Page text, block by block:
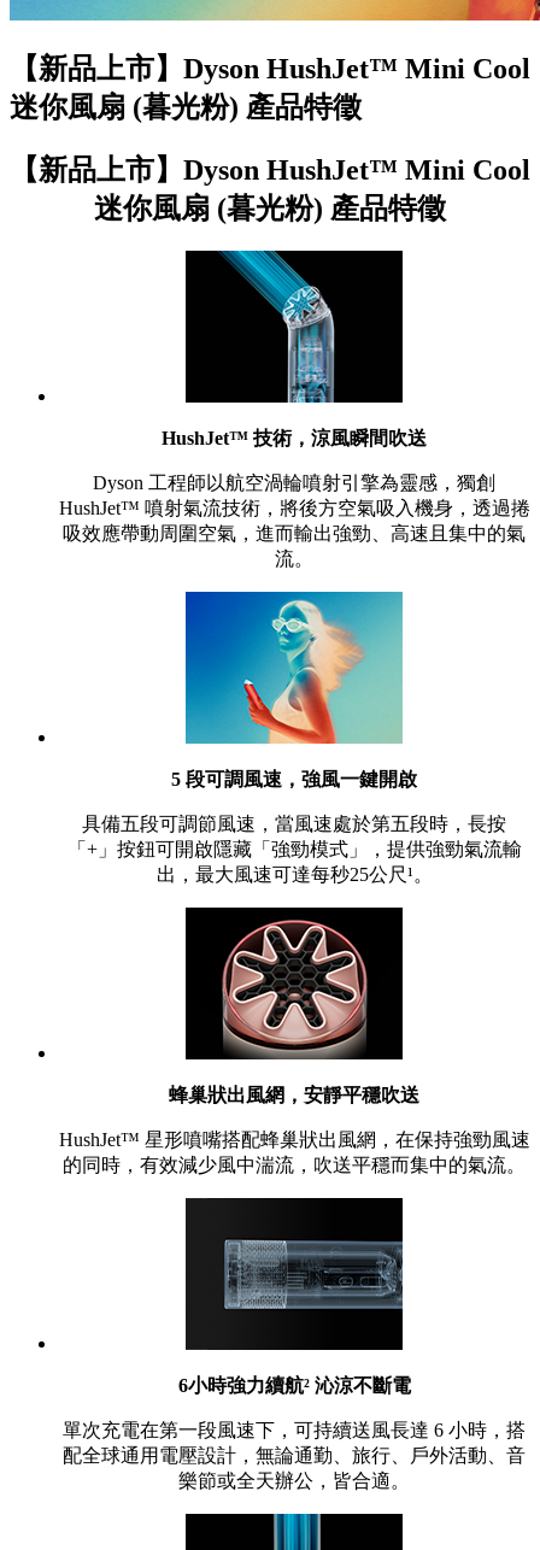
【新品上市】Dyson HushJet™ Mini Cool
迷你風扇 (暮光粉) 產品特徵
【新品上市】Dyson HushJet™ Mini Cool
迷你風扇 (暮光粉) 產品特徵
HushJet™ 技術，涼風瞬間吹送
Dyson 工程師以航空渦輪噴射引擎為靈感，獨創
HushJet™ 噴射氣流技術，將後方空氣吸入機身，透過捲
吸效應帶動周圍空氣，進而輸出強勁、高速且集中的氣
流。
5 段可調風速，強風一鍵開啟
具備五段可調節風速，當風速處於第五段時，長按
「+」按鈕可開啟隱藏「強勁模式」，提供強勁氣流輸
出，最大風速可達每秒25公尺¹。
蜂巢狀出風網，安靜平穩吹送
HushJet™ 星形噴嘴搭配蜂巢狀出風網，在保持強勁風速
的同時，有效減少風中湍流，吹送平穩而集中的氣流。
6小時強力續航² 沁涼不斷電
單次充電在第一段風速下，可持續送風長達 6 小時，搭
配全球通用電壓設計，無論通勤、旅行、戶外活動、音
樂節或全天辦公，皆合適。